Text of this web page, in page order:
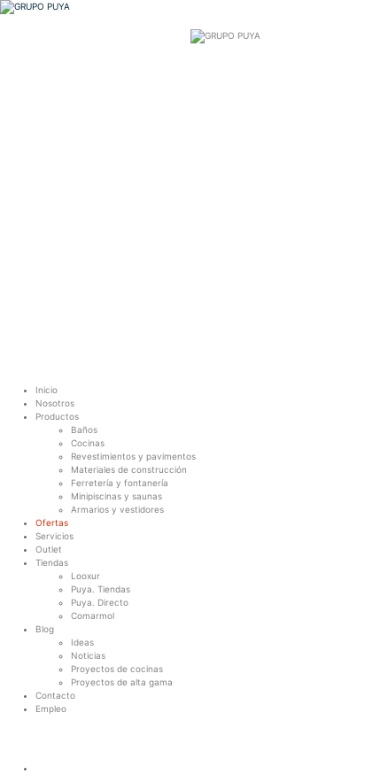
Inicio
Nosotros
Productos
Baños
Cocinas
Revestimientos y pavimentos
Materiales de construcción
Ferretería y fontanería
Minipiscinas y saunas
Armarios y vestidores
Ofertas
Servicios
Outlet
Tiendas
Looxur
Puya. Tiendas
Puya. Directo
Comarmol
Blog
Ideas
Noticias
Proyectos de cocinas
Proyectos de alta gama
Contacto
Empleo